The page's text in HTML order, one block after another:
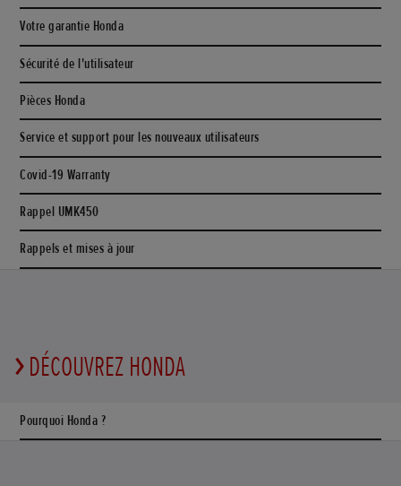
Votre garantie Honda
Sécurité de l'utilisateur
Pièces Honda
Service et support pour les nouveaux utilisateurs
Covid-19 Warranty
Rappel UMK450
Rappels et mises à jour
DÉCOUVREZ HONDA
Pourquoi Honda ?